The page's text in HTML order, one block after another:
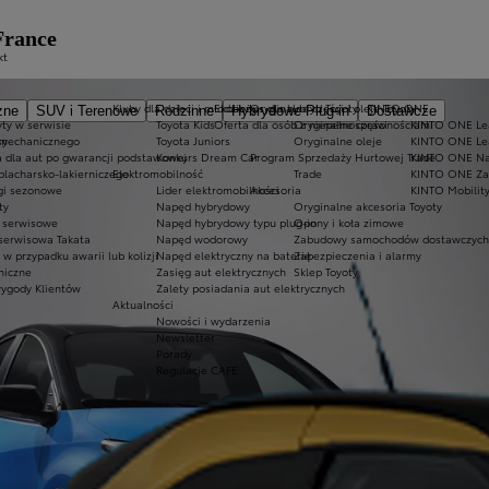
SUV i Terenowe Rodzinne Hybrydowe Plug-in
Dostawcze
Ekobonus dla hybryd Toyoty
Oferta dla osób z niepełnosprawnościami
Kluby dla dzieci i młodzieży
Toyota Kids
Toyota Juniors
Konkurs Dream Car
Elektromobilność
Lider elektromobilności
Napęd hybrydowy
Napęd hybrydowy typu plug-in
Napęd wodorowy
Napęd elektryczny na baterię
Zasięg aut elektrycznych
Zalety posiadania aut elektrycznych
Aktualności
Nowości i wydarzenia
Newsletter
Porady
Regulacje CAFE
KINTO ONE
KINTO ONE
KINTO ONE
KINTO ONE
KINTO ONE
KINTO Mobility
w serwisie
dla aut po gwarancji podstawowej
lakierniczego
sezonowe
serwisowe
Takata
w przypadku awarii lub kolizji
Klientów
Oryginalne części i oleje Toyoty
Oryginalne części
Oryginalne oleje
Program Sprzedaży Hurtowej Trade
Trade
Akcesoria
Oryginalne akcesoria Toyoty
Opony i koła zimowe
Zabudowy samochodów dostawczych
Zabezpieczenia i alarmy
Sklep Toyoty